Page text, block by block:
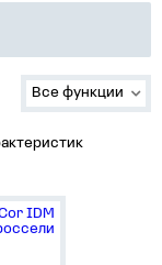
Все функции
IDM